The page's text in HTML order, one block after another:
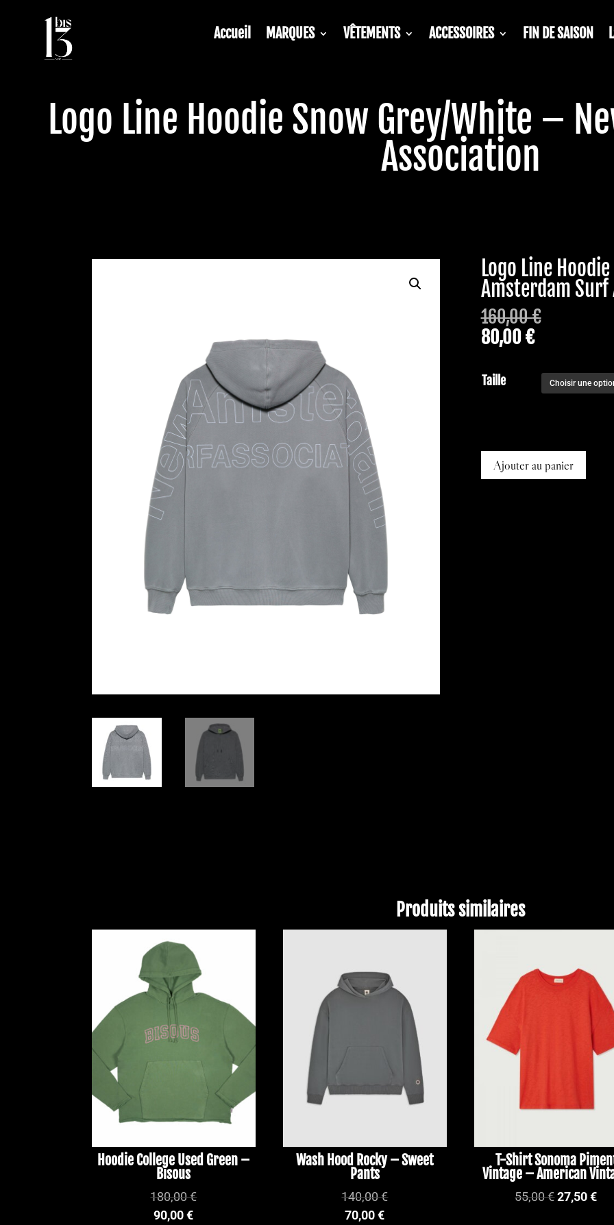
Accueil MARQUES VÊTEMENTS ACCESSOIRES FIN DE SAISON
Logo Line Hoodie Snow Grey/White –
Association
Logo Line
Amsterdam Surf
160,00€
80,00€
Taille
Ajouter au panier
Produits similaires
Hoodie College Used Green –
Bisous
180,00€
90,00€
Wash Hood Rocky – Sweet
Pants
140,00€
70,00€
T-Shirt Sonoma
Vintage – American
55,00€Le
27,50€Le